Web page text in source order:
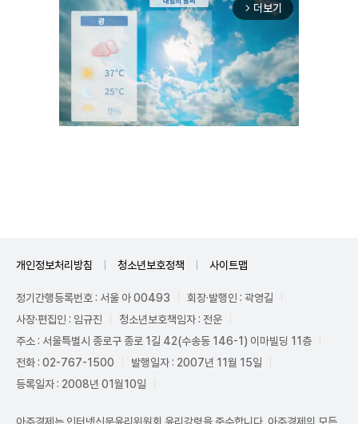
arrow_forward_ios 더보기
개인정보처리방침 청소년보호정책 사이트맵
정기간행등록번호 : 서울 아 00493
회장·발행인 : 곽영길
사장·편집인 : 임규진
청소년보호책임자 : 전운
주소 : 서울특별시 종로구 종로 1길 42(수송동 146-1) 이마빌딩 11층
전화 : 02-767-1500
발행일자 : 2007년 11월 15일
등록일자 : 2008년 01월10일